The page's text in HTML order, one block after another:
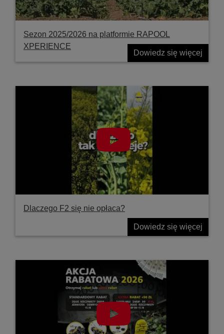
Sezon 2025/2026 na platformie RAPOOL
XPERIENCE
Dowiedz się więcej
Dlaczego F2 się nie opłaca?
Dowiedz się więcej